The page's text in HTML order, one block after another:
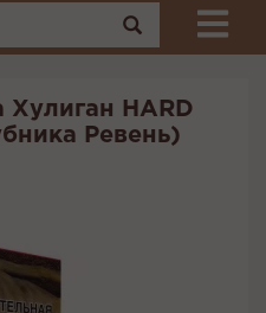
Хулиган HARD
Ревень)